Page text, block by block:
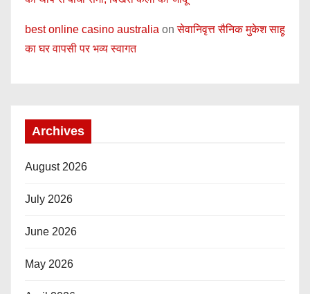
best online casino australia onसेवानिवृत्त सैनिक मुकेश साहू
का घर वापसी पर भव्य स्वागत
Archives
August 2026
July 2026
June 2026
May 2026